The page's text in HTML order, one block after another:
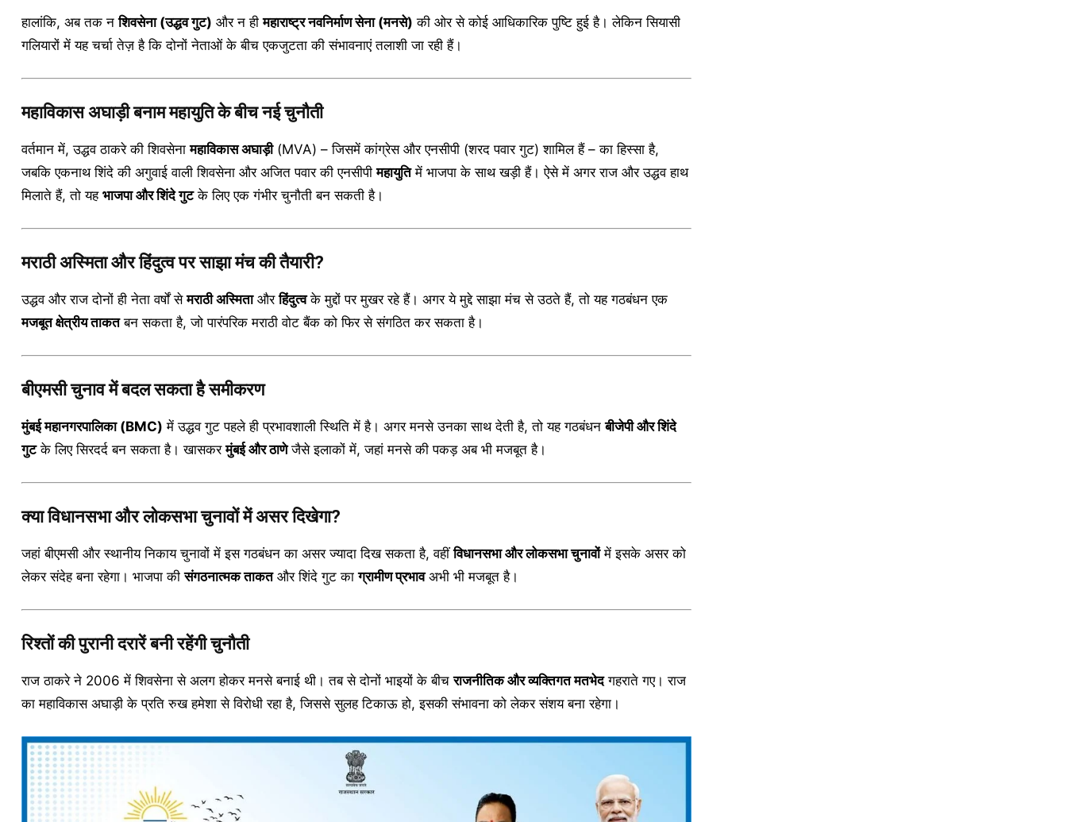
हालांकि, अब तक नशिवसेना (उद्धव गुट) और न हीमहाराष्ट्र नवनिर्माण सेना (मनसे) की ओर से कोई आधिकारिक पुष्टि हुई है। लेकिन सियासी
गलियारों में यह चर्चा तेज़ है कि दोनों नेताओं के बीच एकजुटता की संभावनाएं तलाशी जा रही हैं।
महाविकास अघाड़ी बनाम महायुति के बीच नई चुनौती
वर्तमान में, उद्धव ठाकरे की शिवसेनामहाविकास अघाड़ी(MVA) – जिसमें कांग्रेस और एनसीपी (शरद पवार गुट) शामिल हैं – का हिस्सा है,
जबकि एकनाथ शिंदे की अगुवाई वाली शिवसेना और अजित पवार की एनसीपीमहायुतिमें भाजपा के साथ खड़ी हैं। ऐसे में अगर राज और उद्धव हाथ
मिलाते हैं, तो यह भाजपा और शिंदे गुटके लिए एक गंभीर चुनौती बन सकती है।
मराठी अस्मिता और हिंदुत्व पर साझा मंच की तैयारी?
उद्धव और राज दोनों ही नेता वर्षों सेमराठी अस्मिताऔरहिंदुत्वके मुद्दों पर मुखर रहे हैं। अगर ये मुद्दे साझा मंच से उठते हैं, तो यह गठबंधन एक
मजबूत क्षेत्रीय ताकतबन सकता है, जो पारंपरिक मराठी वोट बैंक को फिर से संगठित कर सकता है।
बीएमसी चुनाव में बदल सकता है समीकरण
मुंबई महानगरपालिका (BMC) में उद्धव गुट पहले ही प्रभावशाली स्थिति में है। अगर मनसे उनका साथ देती है, तो यह गठबंधनबीजेपी और शिंदे
गुटके लिए सिरदर्द बन सकता है। खासकरमुंबई और ठाणेजैसे इलाकों में, जहां मनसे की पकड़ अब भी मजबूत है।
क्या विधानसभा और लोकसभा चुनावों में असर दिखेगा?
जहां बीएमसी और स्थानीय निकाय चुनावों में इस गठबंधन का असर ज्यादा दिख सकता है, वहींविधानसभा और लोकसभा चुनावोंमें इसके असर को
लेकर संदेह बना रहेगा। भाजपा कीसंगठनात्मक ताकतऔर शिंदे गुट काग्रामीण प्रभावअभी भी मजबूत है।
रिश्तों की पुरानी दरारें बनी रहेंगी चुनौती
राज ठाकरे ने 2006 में शिवसेना से अलग होकर मनसे बनाई थी। तब से दोनों भाइयों के बीचराजनीतिक और व्यक्तिगत मतभेदगहराते गए। राज
का महाविकास अघाड़ी के प्रति रुख हमेशा से विरोधी रहा है, जिससे सुलह टिकाऊ हो, इसकी संभावना को लेकर संशय बना रहेगा।